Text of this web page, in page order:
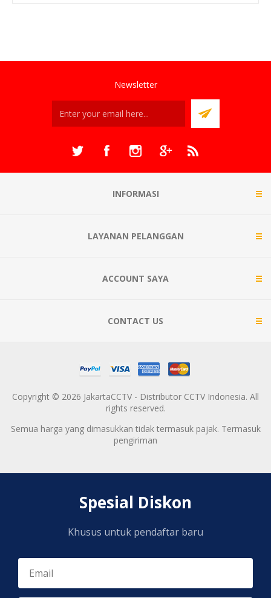
Newsletter
INFORMASI
LAYANAN PELANGGAN
ACCOUNT SAYA
CONTACT US
Copyright © 2026 JakartaCCTV - Distributor CCTV Indonesia. All
rights reserved.
Semua harga yang dimasukkan tidak termasuk pajak. Termasuk
pengiriman
Spesial Diskon
Khusus untuk pendaftar baru